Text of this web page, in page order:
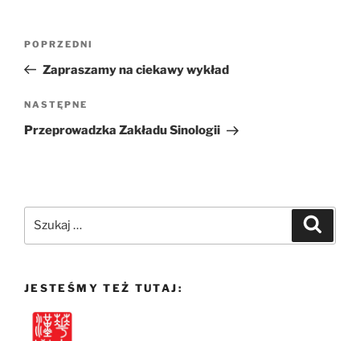
Poprzedni
wpis
POPRZEDNI
Zapraszamy na ciekawy wykład
Następny
wpis
NASTĘPNE
Przeprowadzka Zakładu Sinologii
JESTEŚMY TEŻ TUTAJ: